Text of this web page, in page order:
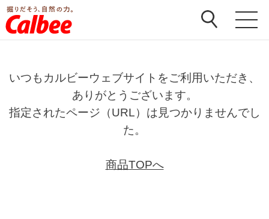
いつもカルビーウェブサイトをご利用いただき、
ありがとうございます。
指定されたページ（URL）は見つかりませんでし
た。
商品TOPへ